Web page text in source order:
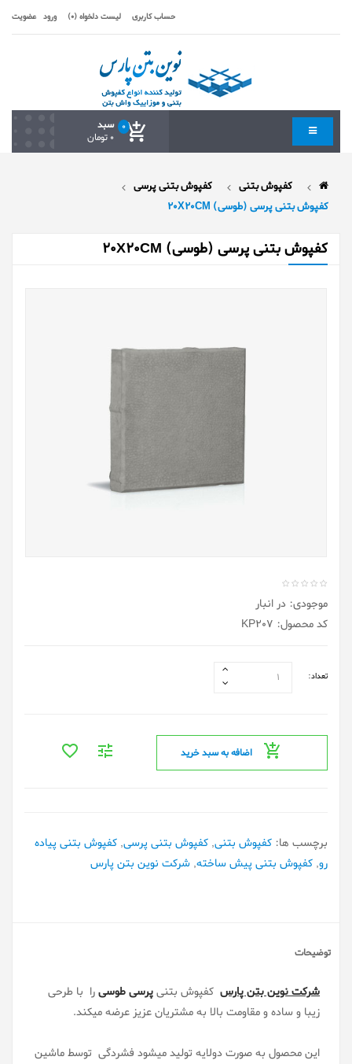
حساب کاربری لیست دلخواه (0) ورود عضویت
سبد 0
0 تومان
کفپوش بتنی
کفپوش بتنی پرسی
کفپوش بتنی پرسی (طوسی) 20X20CM
کفپوش بتنی پرسی (طوسی) 20X20CM
موجودی: در انبار
کد محصول: KP207
تعداد:
اضافه به سبد خرید
برچسب ها: کفپوش بتنی, کفپوش بتنی پرسی, کفپوش بتنی پیاده
رو, کفپوش بتنی پیش ساخته, شرکت نوین بتن پارس
توضیحات
شرکت نوین بتن پارس کفپوش بتنیپرسی طوسیرا با طرحی
زیبا و ساده و مقاومت بالا به مشتریان عزیز عرضه میکند.
این محصول به صورت دولایه تولید میشود فشردگی توسط ماشین